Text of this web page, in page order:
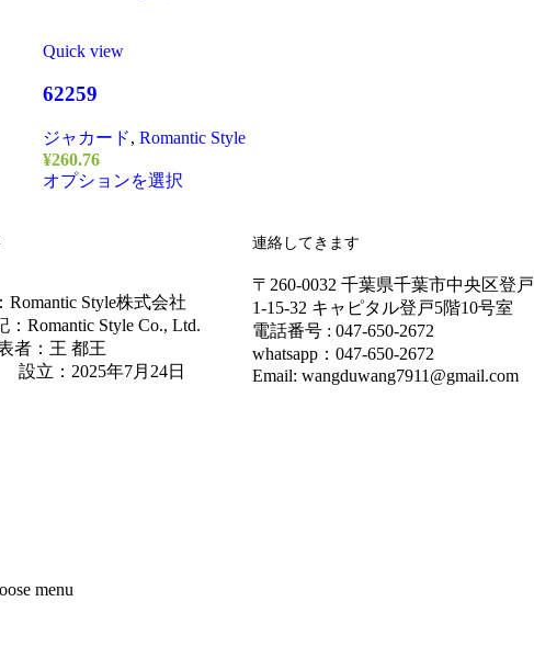
Quick view
62259
ジャカード, Romantic Style
¥260.76
オプションを選択
Romantic Style株式会社
：Romantic Style Co., Ltd.
者：王 都王
2025年7月24日
連絡してきます
〒260-0032 千葉県千葉市中央区登戸
1-15-32 キャピタル登戸5階10号室
電話番号 : 047-650-2672
whatsapp：047-650-2672
Email: wangduwang7911@gmail.com
menu